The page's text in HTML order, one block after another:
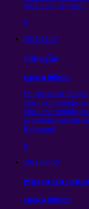
você – sol, ser meu!
0
2011-11-08
vibração
espaço infinito
Eu vim a este
vim a este mundo,
vim a este mundo,
os mundos em um
Balymont)
0
2011-08-30
espaço em
espaço infinito